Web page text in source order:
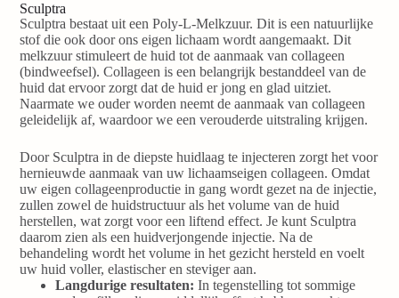
Sculptra
Sculptra bestaat uit een Poly-L-Melkzuur. Dit is een natuurlijke
stof die ook door ons eigen lichaam wordt aangemaakt. Dit
melkzuur stimuleert de huid tot de aanmaak van collageen
(bindweefsel). Collageen is een belangrijk bestanddeel van de
huid dat ervoor zorgt dat de huid er jong en glad uitziet.
Naarmate we ouder worden neemt de aanmaak van collageen
geleidelijk af, waardoor we een verouderde uitstraling krijgen.
Door Sculptra in de diepste huidlaag te injecteren zorgt het voor
hernieuwde aanmaak van uw lichaamseigen collageen. Omdat
uw eigen collageenproductie in gang wordt gezet na de injectie,
zullen zowel de huidstructuur als het volume van de huid
herstellen, wat zorgt voor een liftend effect. Je kunt Sculptra
daarom zien als een huidverjongende injectie. Na de
behandeling wordt het volume in het gezicht hersteld en voelt
uw huid voller, elastischer en steviger aan.
Langdurige resultaten:In tegenstelling tot sommige